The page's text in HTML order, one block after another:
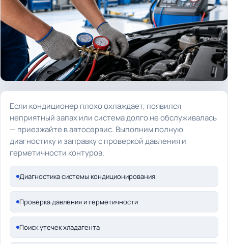
Если кондиционер плохо охлаждает, появился
неприятный запах или система долго не обслуживалась
— приезжайте в автосервис. Выполним полную
диагностику и заправку с проверкой давления и
герметичности контуров.
Диагностика системы кондиционирования
Проверка давления и герметичности
Поиск утечек хладагента